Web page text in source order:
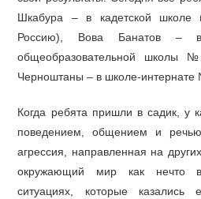
Шкабура – в кадетской школе
Россию), Вова Банатов – в
общеобразовательной
Черноштаны – в школе-интернате
Когда ребята пришли в садик, у
поведением, общением и
агрессия, направленная на
окружающий мир как нечто
ситуациях, которые казались